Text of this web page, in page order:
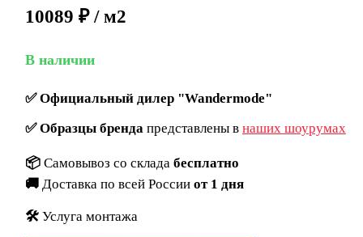
10089 ₽ / м2
В наличии
✅Официальный дилер "Wandermode"
✅Образцы брендапредставлены в наших шоурумах
📦 Самовывоз со склада бесплатно
🚚 Доставка по всей России от 1 дня
🛠️ Услуга монтажа